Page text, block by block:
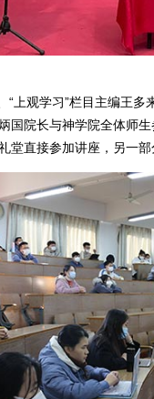
上观学习”栏目主编王
国院长与神学院全体师
堂直接参加讲座，另一